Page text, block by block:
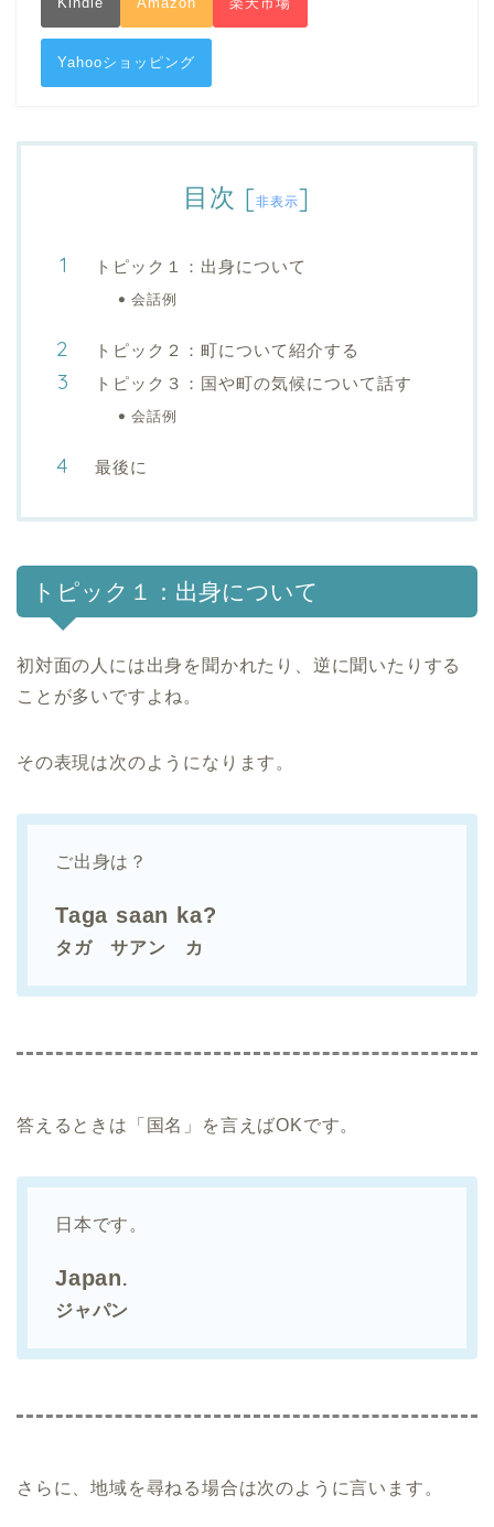
Yahooショッピング
目次 [非表示]
トピック１：出身について
会話例
トピック２：町について紹介する
トピック３：国や町の気候について話す
会話例
最後に
トピック１：出身について
初対面の人には出身を聞かれたり、逆に聞いたりする
ことが多いですよね。
その表現は次のようになります。
ご出身は？
Taga saan ka?
タガ サアン カ
答えるときは「国名」を言えばOKです。
日本です。
Japan.
ジャパン
さらに、地域を尋ねる場合は次のように言います。